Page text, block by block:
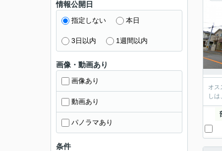
オス
し
情報公開日
指定しない 本日
3日以内 1週間以内
画像・動画あり
画像あり
動画あり
パノラマあり
条件